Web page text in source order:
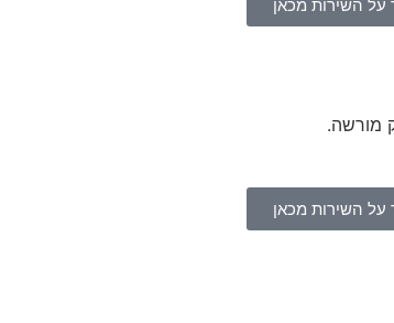
על השירות מכאן
מורשה.
על השירות מכאן